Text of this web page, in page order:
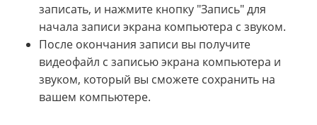
записать, и нажмите кнопку "Запись" для
начала записи экрана компьютера с звуком.
После окончания записи вы получите
видеофайл с записью экрана компьютера и
звуком, который вы сможете сохранить на
вашем компьютере.